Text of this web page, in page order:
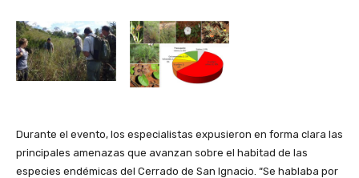
Durante el evento, los especialistas expusieron en forma clara las
principales amenazas que avanzan sobre el habitad de las
especies endémicas del Cerrado de San Ignacio. “Se hablaba por